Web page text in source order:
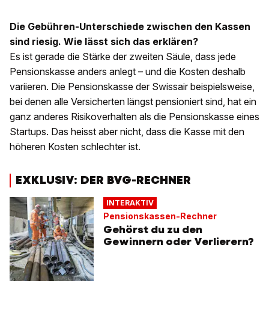
Die Gebühren-Unterschiede zwischen den Kassen
sind riesig. Wie lässt sich das erklären?
Es ist gerade die Stärke der zweiten Säule, dass jede
Pensionskasse anders anlegt – und die Kosten deshalb
variieren. Die Pensionskasse der Swissair beispielsweise,
bei denen alle Versicherten längst pensioniert sind, hat ein
ganz anderes Risikoverhalten als die Pensionskasse eines
Startups. Das heisst aber nicht, dass die Kasse mit den
höheren Kosten schlechter ist.
EXKLUSIV: DER BVG-RECHNER
INTERAKTIV
Pensionskassen-Rechner
Gehörst du zu den
Gewinnern oder Verlierern?